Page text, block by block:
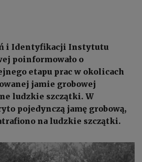
i Identyfikacji Instytutu
poinformowało o
etapu prac w okolicach
jamie grobowej
ludzkie szczątki. W
pojedynczą jamę grobową,
na ludzkie szczątki.